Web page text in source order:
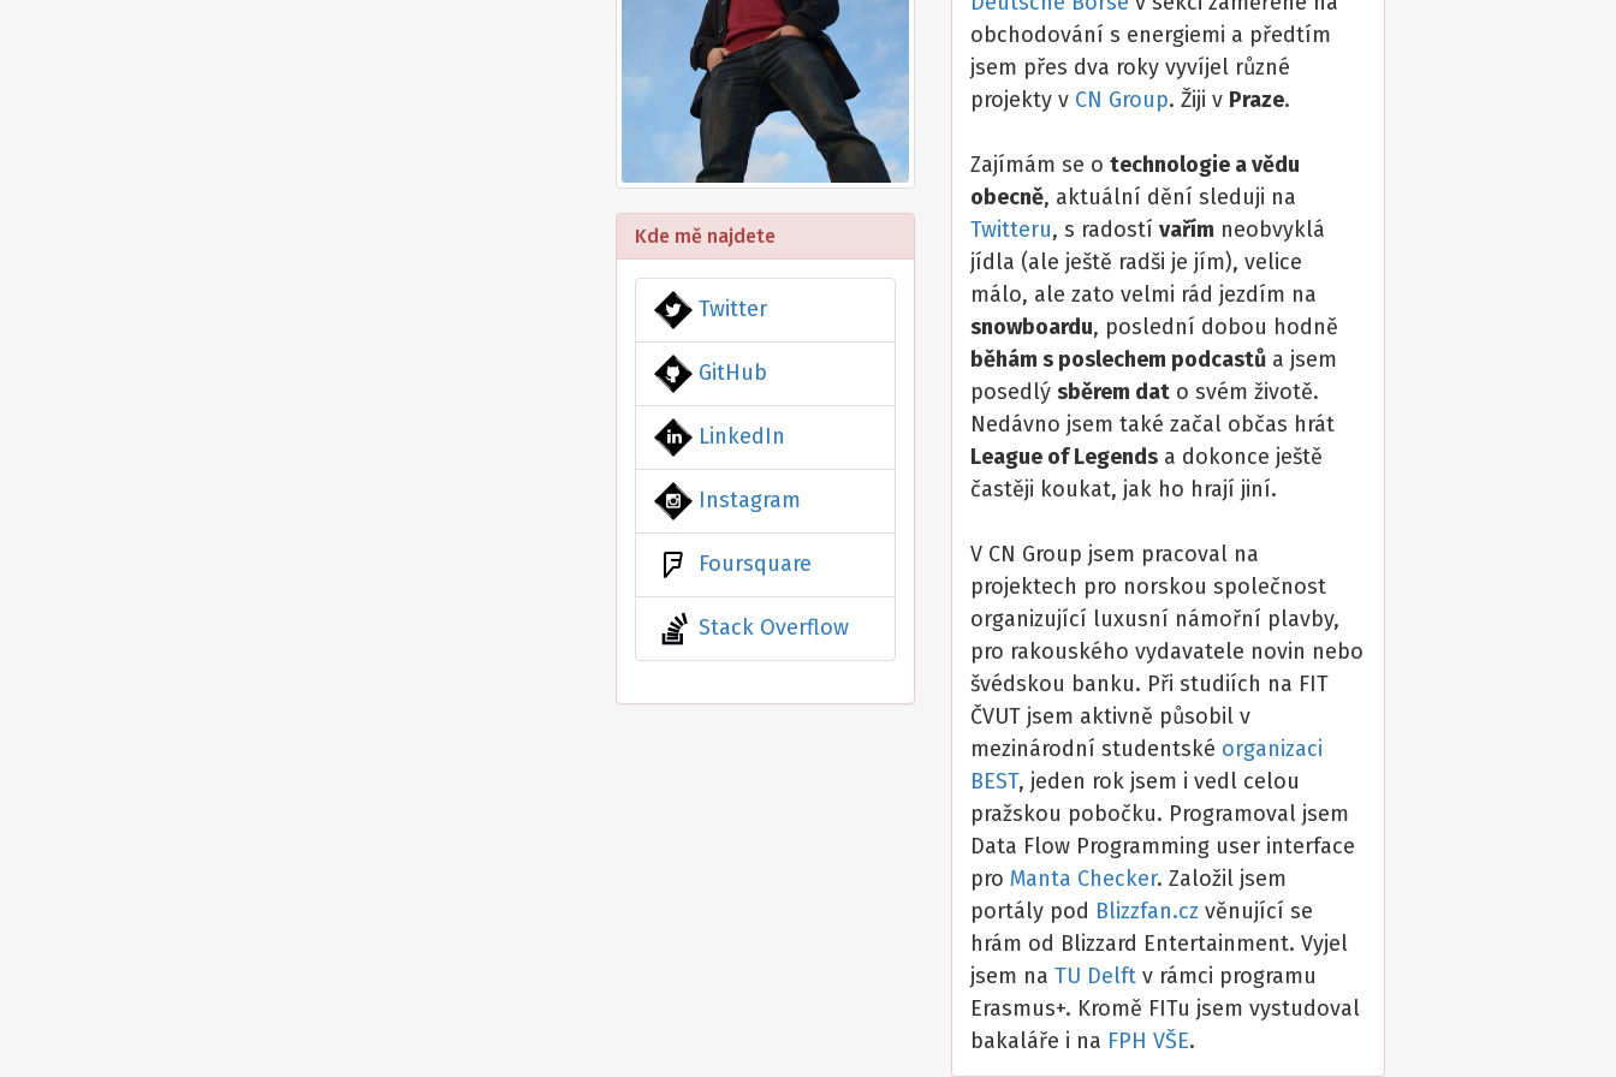
Kde mě najdete
Twitter
GitHub
LinkedIn
Instagram
Foursquare
Stack Overflow
obchodování s energiemi a předtím
jsem přes dva roky vyvíjel různé
projekty v CN Group. Žiji v Praze.
Zajímám se otechnologie a vědu
obecně, aktuální dění sleduji na
Twitteru, s radostívařím neobvyklá
jídla (ale ještě radši je jím), velice
málo, ale zato velmi rád jezdím na
snowboardu, poslední dobou hodně
běhám s poslechem podcastů a jsem
posedlýsběrem dat o svém životě.
Nedávno jsem také začal občas hrát
League of Legends a dokonce ještě
častěji koukat, jak ho hrají jiní.
V CN Group jsem pracoval na
projektech pro norskou společnost
organizující luxusní námořní plavby,
pro rakouského vydavatele novin nebo
švédskou banku. Při studiích na FIT
ČVUT jsem aktivně působil v
mezinárodní studentské organizaci
BEST, jeden rok jsem i vedl celou
pražskou pobočku. Programoval jsem
Data Flow Programming user interface
proManta Checker. Založil jsem
portály pod Blizzfan.cz věnující se
hrám od Blizzard Entertainment. Vyjel
jsem naTU Delft v rámci programu
Erasmus+. Kromě FITu jsem vystudoval
bakaláře i na FPH VŠE.